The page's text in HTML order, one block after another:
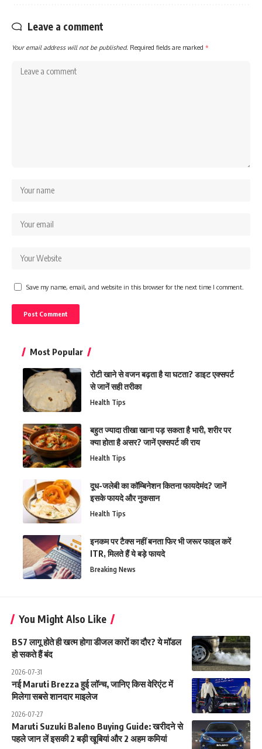
Leave a comment
Your email address will not be published. Required fields are marked *
Save my name, email, and website in this browser for the next time I comment.
Most Popular
रोटी खाने से वजन बढ़ता है या घटता? डाइट एक्सपर्ट
से जानें सही तरीका
Health Tips
बहुत ज्यादा तीखा खाना पड़ सकता है भारी, शरीर पर
क्या होता है असर? जानें एक्सपर्ट की राय
Health Tips
दूध-जलेबी का कॉम्बिनेशन कितना फायदेमंद? जानें
इसके फायदे और नुकसान
Health Tips
इनकम पर टैक्स नहीं बनता फिर भी जरूर फाइल करें
ITR, मिलते हैं ये बड़े फायदे
Breaking News
You Might Also Like
BS7 लागू होते ही खत्म होगा डीजल कारों का दौर? ये मॉडल
हो सकते हैं बंद
2026-07-31
नई Maruti Brezza हुई लॉन्च, जानिए किस वेरिएंट में
मिलेगा सबसे शानदार माइलेज
2026-07-27
Maruti Suzuki Baleno Buying Guide: खरीदने से
पहले जान लें इसकी 2 बड़ी खूबियां और 2 अहम कमियां